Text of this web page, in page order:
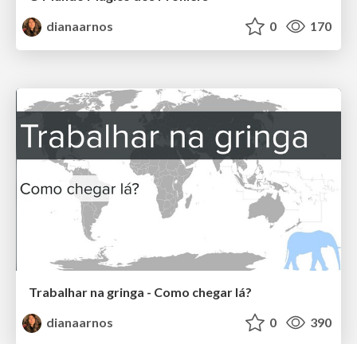
dianaarnos
0 170
Trabalhar na gringa - Como chegar lá?
dianaarnos
0 390